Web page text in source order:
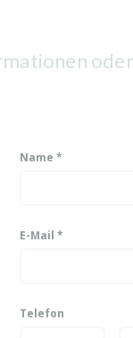
Name *
E-Mail *
Telefon